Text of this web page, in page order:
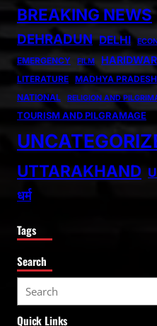
BREAKING NEWS
DEHRADUN DELHI
EMERGENCY FILM HARIDWAR
LITERATURE MADHYA PRADESH
NATIONAL RELIGION AND
TOURISM AND PILGRAMAGE
UTTARAKHAND
धर्म
Tags
Search
e
a
Quick Links